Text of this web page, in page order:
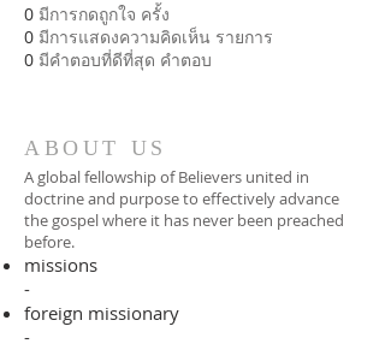
0 มีการกดถูกใจ ครั้ง
0 มีการแสดงความคิดเห็น รายการ
0 มีคำตอบที่ดีที่สุด คำตอบ
ABOUT US
A global fellowship of Believers united in
doctrine and purpose to effectively advance
the gospel where it has never been preached
before.​
missions
-
foreign missionary
-